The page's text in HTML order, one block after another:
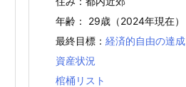
年齢： 29歳（2024年現在）
最終目標： 経済的自由の達成
資産状況
棺桶リスト